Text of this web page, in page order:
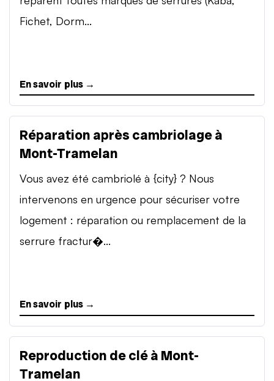
Fichet, Dorm...
En savoir plus →
Réparation après cambriolage à
Mont-Tramelan
Vous avez été cambriolé à {city} ? Nous
intervenons en urgence pour sécuriser votre
logement : réparation ou remplacement de la
serrure fractur�...
En savoir plus →
Reproduction de clé à Mont-
Tramelan